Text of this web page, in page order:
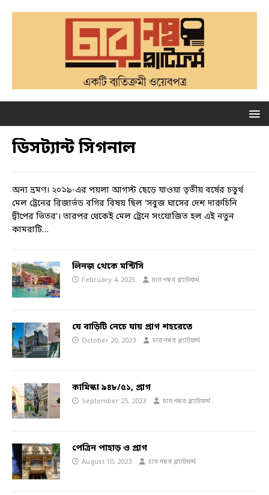
ডিসট্যান্ট সিগনাল
অন্য ভ্রমণ। ২০১৯-এর পয়লা আগস্ট ছেড়ে যাওয়া তৃতীয় বর্ষের চতুর্থ
মেল ট্রেনের রিজার্ভড বগির বিষয় ছিল ‘সবুজ ঘাসের দেশ দারুচিনি
দ্বীপের ভিতর’। তারপর থেকেই মেল ট্রেনে সংযোজিত হল এই নতুন
কামরাটি…
লিনজ় থেকে মন্টিসি
February 4, 2025 চার নম্বর প্ল্যাটফর্ম
যে বাড়িটি নেচে যায় প্রাগ শহরেতে
October 20, 2023 চার নম্বর প্ল্যাটফর্ম
কামিস্কা ৯৪৮/৫১, প্রাগ
September 25, 2023 চার নম্বর প্ল্যাটফর্ম
পেত্রিন পাহাড় ও প্রাগ
August 10, 2023 চার নম্বর প্ল্যাটফর্ম